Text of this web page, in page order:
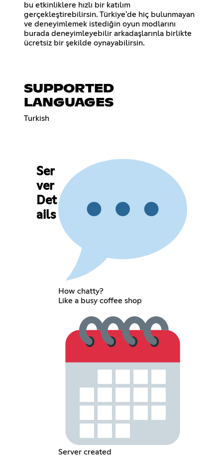
bu etkinliklere hızlı bir katılım
gerçekleştirebilirsin. Türkiye'de hiç bulunmayan
ve deneyimlemek istediğin oyun modlarını
burada deneyimleyebilir arkadaşlarınla birlikte
ücretsiz bir şekilde oynayabilirsin.
SUPPORTED
LANGUAGES
Turkish
Ser
ver
Det
ails
How chatty?
Like a busy coffee shop
Server created